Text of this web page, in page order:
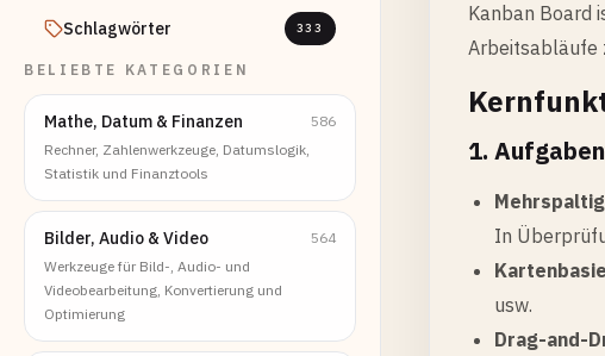
Schlagwörter 333
BELIEBTE KATEGORIEN
Mathe, Datum & Finanzen
586
Rechner, Zahlenwerkzeuge, Datumslogik,
Statistik und Finanztools
Bilder, Audio & Video
564
Werkzeuge für Bild-, Audio- und
Videobearbeitung, Konvertierung und
Optimierung
Kanban Board
Arbeitsabläufe
1.
In
usw.
Drag-and-